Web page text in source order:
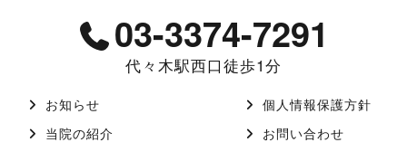
03-3374-7291
代々木駅西口徒歩1分
お知らせ
当院の紹介
個人情報保護方針
お問い合わせ